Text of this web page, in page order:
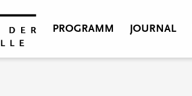
PROGRAMM JOURNAL